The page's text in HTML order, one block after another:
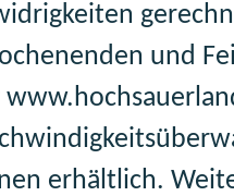
und
erhältlich.